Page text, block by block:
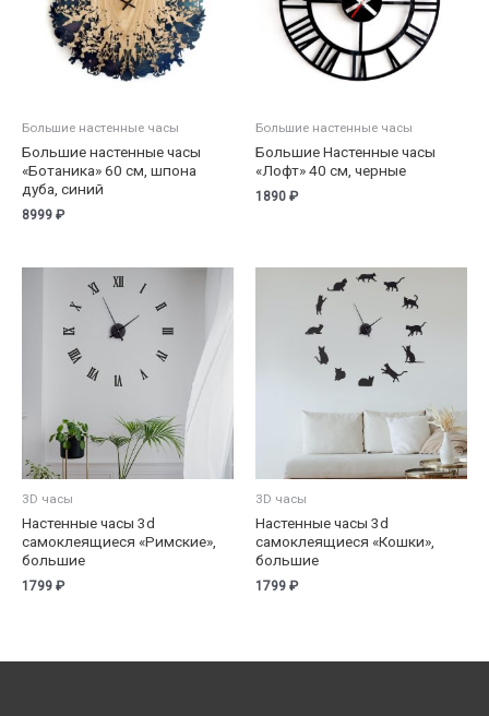
Большие настенные часы
Большие настенные часы
«Ботаника» 60 см, шпона
дуба, синий
8999 ₽
Большие настенные часы
Большие Настенные часы
«Лофт» 40 см, черные
1890 ₽
3D часы
Настенные часы 3d
самоклеящиеся «Римские»,
большие
1799 ₽
3D часы
Настенные часы 3d
самоклеящиеся «Кошки»,
большие
1799 ₽